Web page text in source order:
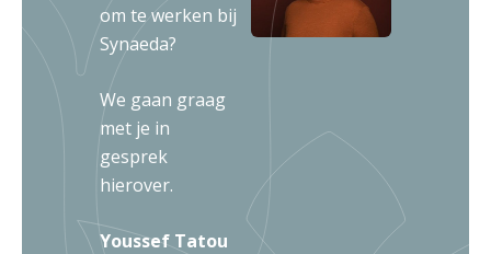
om te werken bij
Synaeda?
We gaan graag
met je in
gesprek
hierover.
Youssef Tatou